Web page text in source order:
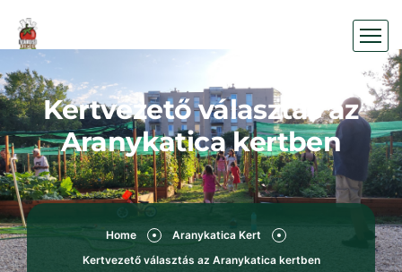
Kertvezető választás az
Aranykatica kertben
Home
Aranykatica Kert
Kertvezető választás az Aranykatica kertben